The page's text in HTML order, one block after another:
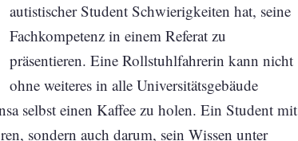
autistischer Student Schwierigkeiten hat, seine
Fachkompetenz in einem Referat zu
präsentieren. Eine Rollstuhlfahrerin kann nicht
ohne weiteres in alle Universitätsgebäude
selbst einen Kaffee zu holen. Ein Student mit
sondern auch darum, sein Wissen unter